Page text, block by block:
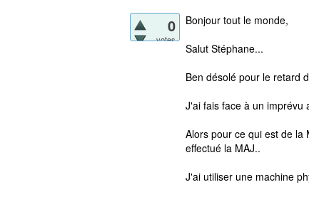
0
votes
Bonjour tout le monde,
Salut Stéphane...
Ben désolé pour le retard
J'ai fais face à un imprévu
Alors pour ce qui est de la
effectué la MAJ..
J'ai utiliser une machine